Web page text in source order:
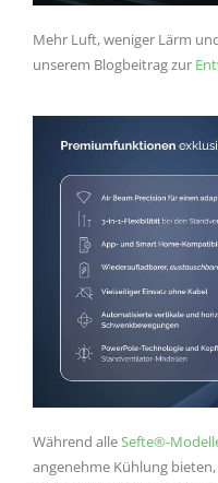
Mehr Luft, weniger Lärm
unserem Blogbeitrag zur
Während alleSefte®-
angenehme Kühlung